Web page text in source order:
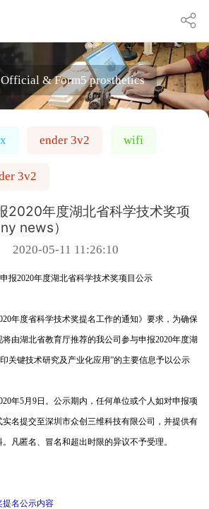
& Form5 prosthetics
ender 3v2 wifi
3v2
2020年度湖北省科学技术奖项
news）
2020-05-11 11:26:10
报2020年度湖北省科学技术奖项目公示
年度省科学技术奖提名工作的通知》要求，为确保
由湖北省教育厅推荐的我公司参与申报2020年度湖
关键技术研究及产业化应用”的主要信息予以公示
年5月9日。公示期内，任何单位或个人如对申报项
名提交至深圳市众创三维科技有限公司，并提供有
凡匿名、冒名和超出时限的异议不予受理。
提名公示内容